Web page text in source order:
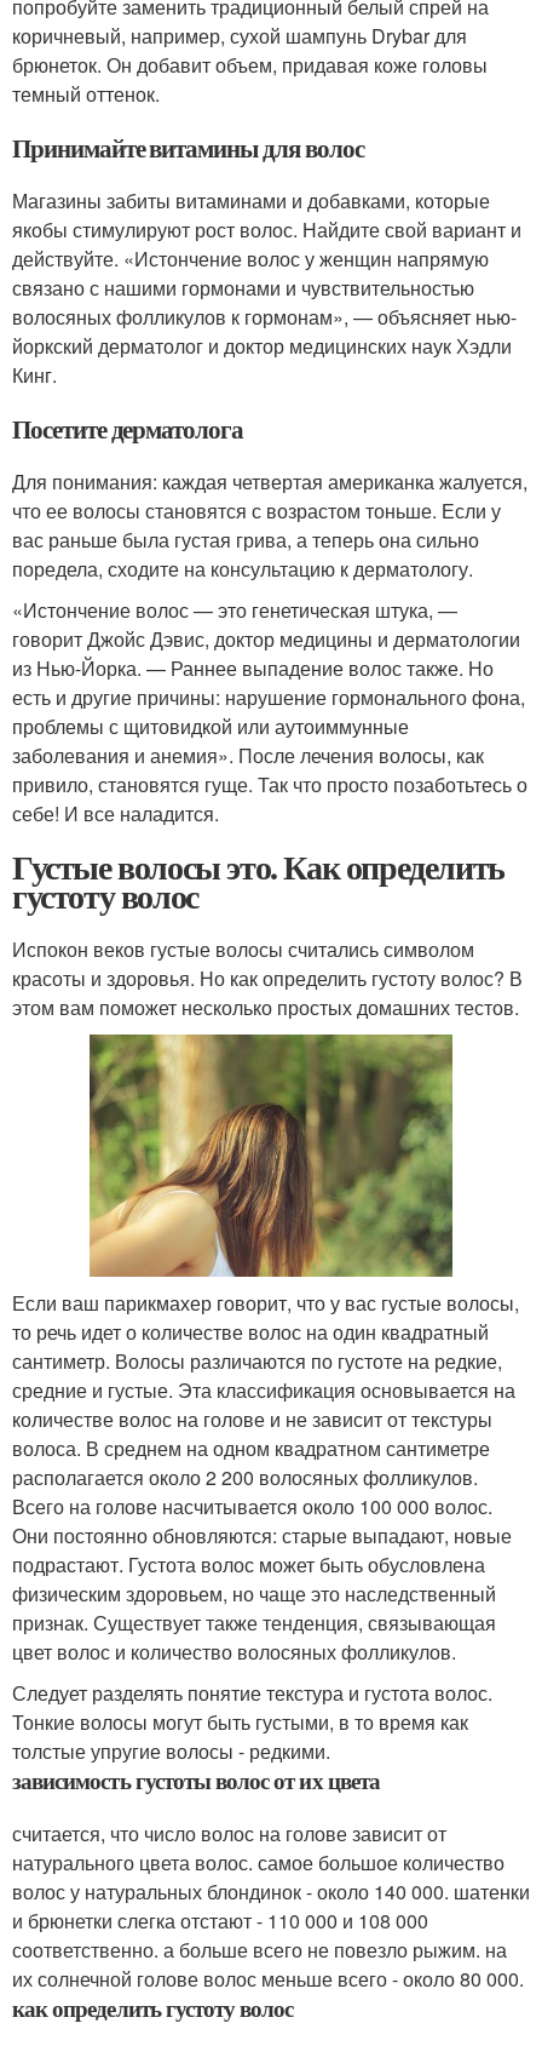
попробуйте заменить традиционный белый спрей на
коричневый, например, сухой шампунь Drybar для
брюнеток. Он добавит объем, придавая коже головы
темный оттенок.
Принимайте витамины для волос
Магазины забиты витаминами и добавками, которые
якобы стимулируют рост волос. Найдите свой вариант и
действуйте. «Истончение волос у женщин напрямую
связано с нашими гормонами и чувствительностью
волосяных фолликулов к гормонам», — объясняет нью-
йоркский дерматолог и доктор медицинских наук Хэдли
Кинг.
Посетите дерматолога
Для понимания: каждая четвертая американка жалуется,
что ее волосы становятся с возрастом тоньше. Если у
вас раньше была густая грива, а теперь она сильно
поредела, сходите на консультацию к дерматологу.
«Истончение волос — это генетическая штука, —
говорит Джойс Дэвис, доктор медицины и дерматологии
из Нью-Йорка. — Раннее выпадение волос также. Но
есть и другие причины: нарушение гормонального фона,
проблемы с щитовидкой или аутоиммунные
заболевания и анемия». После лечения волосы, как
привило, становятся гуще. Так что просто позаботьтесь о
себе! И все наладится.
Густые волосы это. Как определить
густоту волос
Испокон веков густые волосы считались символом
красоты и здоровья. Но как определить густоту волос? В
этом вам поможет несколько простых домашних тестов.
Если ваш парикмахер говорит, что у вас густые волосы,
то речь идет о количестве волос на один квадратный
сантиметр. Волосы различаются по густоте на редкие,
средние и густые. Эта классификация основывается на
количестве волос на голове и не зависит от текстуры
волоса. В среднем на одном квадратном сантиметре
располагается около 2 200 волосяных фолликулов.
Всего на голове насчитывается около 100 000 волос.
Они постоянно обновляются: старые выпадают, новые
подрастают. Густота волос может быть обусловлена
физическим здоровьем, но чаще это наследственный
признак. Существует также тенденция, связывающая
цвет волос и количество волосяных фолликулов.
Следует разделять понятие текстура и густота волос.
Тонкие волосы могут быть густыми, в то время как
толстые упругие волосы - редкими.
зависимость густоты волос от их цвета
считается, что число волос на голове зависит от
натурального цвета волос. самое большое количество
волос у натуральных блондинок - около 140 000. шатенки
и брюнетки слегка отстают - 110 000 и 108 000
соответственно. а больше всего не повезло рыжим. на
их солнечной голове волос меньше всего - около 80 000.
как определить густоту волос